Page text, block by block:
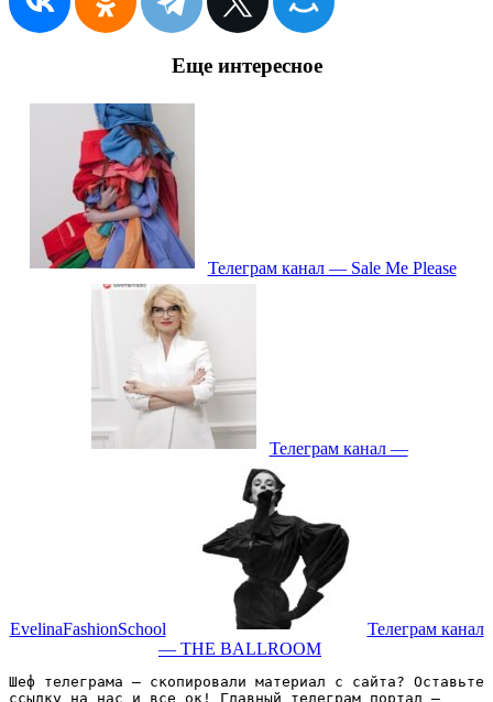
Еще интересное
Телеграм канал — Sale Me Please
Телеграм канал —
EvelinaFashionSchool
Телеграм канал
— THE BALLROOM
Шеф телеграма – скопировали материал с сайта? Оставьте
ссылку на нас и все ок! Главный телеграм портал –